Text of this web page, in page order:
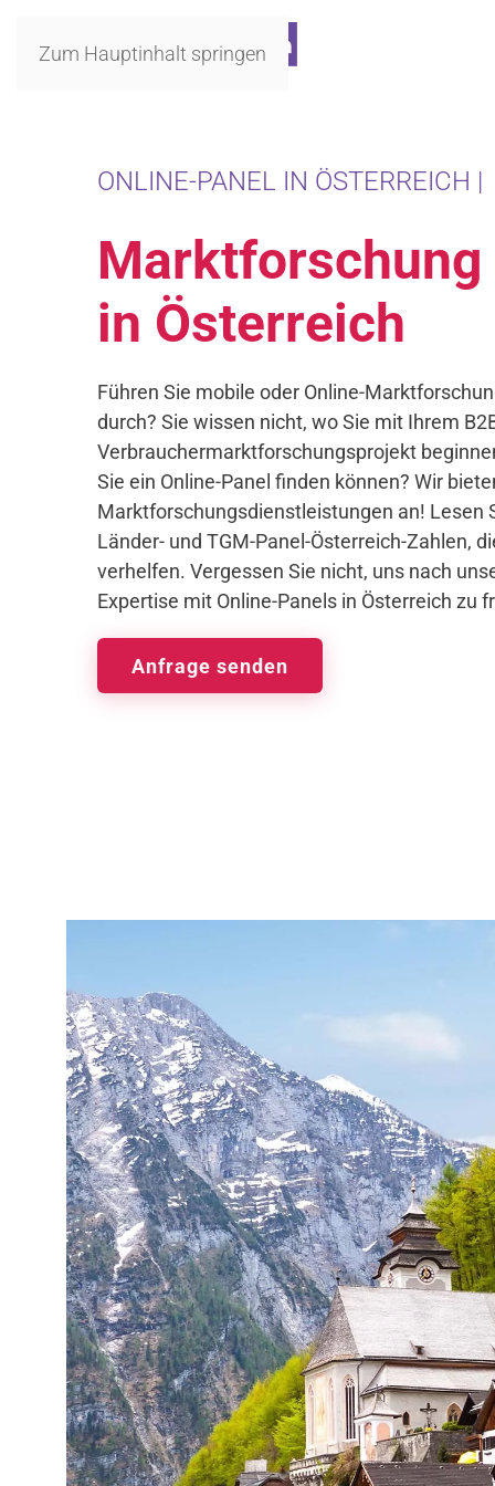
Zum Hauptinhalt springen
ONLINE-PANEL IN ÖSTERREICH |
Marktforschung
in Österreich
Führen Sie mobile oder Online-
durch? Sie wissen nicht, wo Sie mit Ihrem
Verbrauchermarktforschungsprojekt
Sie ein Online-Panel finden können? Wir
Marktforschungsdienstleistungen an! Lesen
Länder- und TGM-Panel-Österreich-Zahlen,
verhelfen. Vergessen Sie nicht, uns nach
Expertise mit Online-Panels in Österreich zu
Anfrage senden